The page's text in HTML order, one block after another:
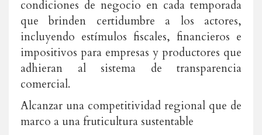
condiciones de negocio en cada temporada
que brinden certidumbre a los actores,
incluyendo estímulos fiscales, financieros e
impositivos para empresas y productores que
adhieran al sistema de transparencia
comercial.
Alcanzar una competitividad regional que de
marco a una fruticultura sustentable